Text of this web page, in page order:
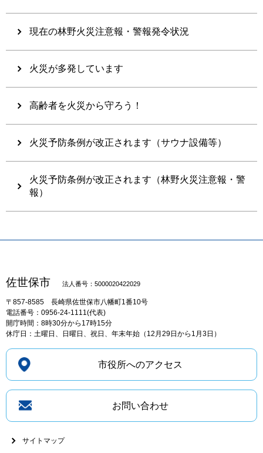
現在の林野火災注意報・警報発令状況
火災が多発しています
高齢者を火災から守ろう！
火災予防条例が改正されます（サウナ設備等）
火災予防条例が改正されます（林野火災注意報・警
報）
佐世保市 法人番号：5000020422029
〒857-8585 長崎県佐世保市八幡町1番10号
電話番号：0956-24-1111(代表)
開庁時間：8時30分から17時15分
休庁日：土曜日、日曜日、祝日、年末年始（12月29日から1月3日）
市役所へのアクセス
お問い合わせ
サイトマップ